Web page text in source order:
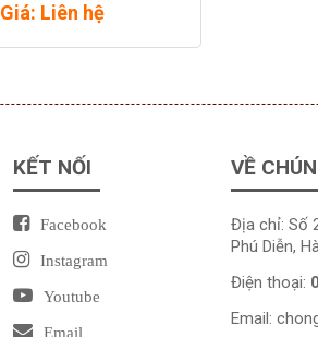
Giá: Liên hệ
KẾT NỐI
Facebook
Instagram
Youtube
Email
VỀ
Địa chỉ: Số
Phú Diễn,
Điện thoại:
Email: